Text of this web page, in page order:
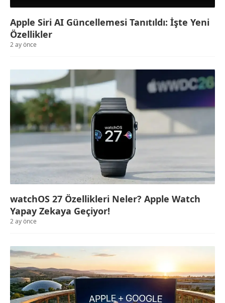
Apple Siri AI Güncellemesi Tanıtıldı: İşte Yeni
Özellikler
2 ay önce
watchOS 27 Özellikleri Neler? Apple Watch
Yapay Zekaya Geçiyor!
2 ay önce